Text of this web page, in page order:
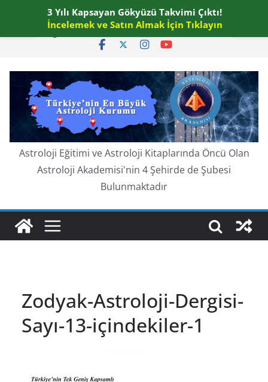
content
Cumartesi, Ağustos 8, 2026
Astroloji Eğitimi ve Astroloji Kitaplarında Öncü Olan
Astroloji Akademisi'nin 4 Şehirde de Şubesi
Bulunmaktadır
Zodyak-Astroloji-Dergisi-
Sayı-13-içindekiler-1
3 Yılı Kapsayan Gökyüzü Takvimi Çıktı!
İncelemek ve Satın Almak İçin Tıklayın